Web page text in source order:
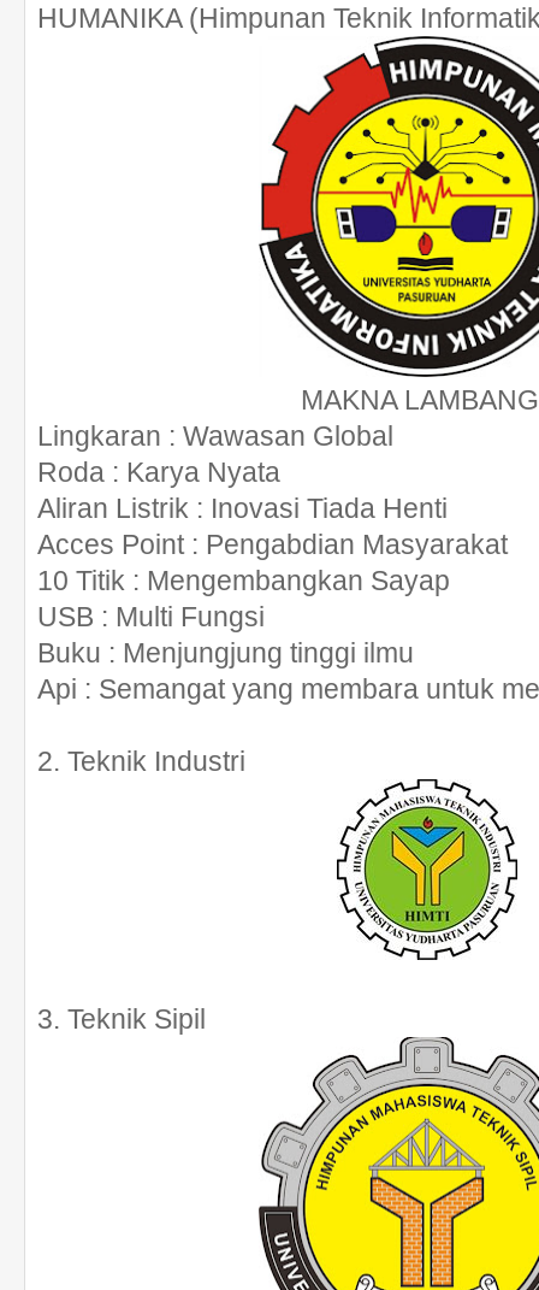
HUMANIKA (Himpunan Teknik
MAKNA
Lingkaran : Wawasan Global
Roda : Karya Nyata
Aliran Listrik : Inovasi Tiada Henti
Acces Point: Pengabdian Masyarakat
10 Titik : Mengembangkan Sayap
USB : Multi Fungsi
Buku : Menjungjung tinggi ilmu
Api : Semangat yang membara untuk
2. Teknik Industri
3. Teknik Sipil